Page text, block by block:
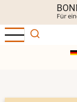
Inhalt
Für